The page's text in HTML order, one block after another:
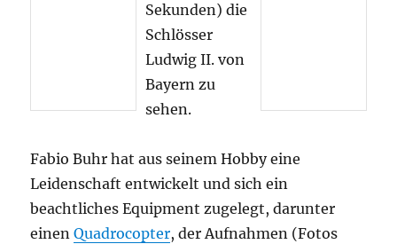
Sekunden) die
Schlösser
Ludwig II. von
Bayern zu
sehen.
Fabio Buhr hat aus seinem Hobby eine
Leidenschaft entwickelt und sich ein
beachtliches Equipment zugelegt, darunter
einenQuadrocopter, der Aufnahmen (Fotos